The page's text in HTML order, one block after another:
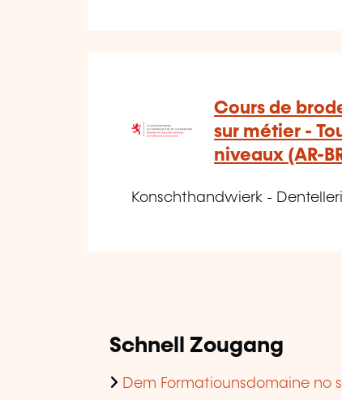
Cours de
sur métier -
niveaux (AR-
Konschthandwierk -
Schnell Zougang
Dem Formatiounsdomaine no